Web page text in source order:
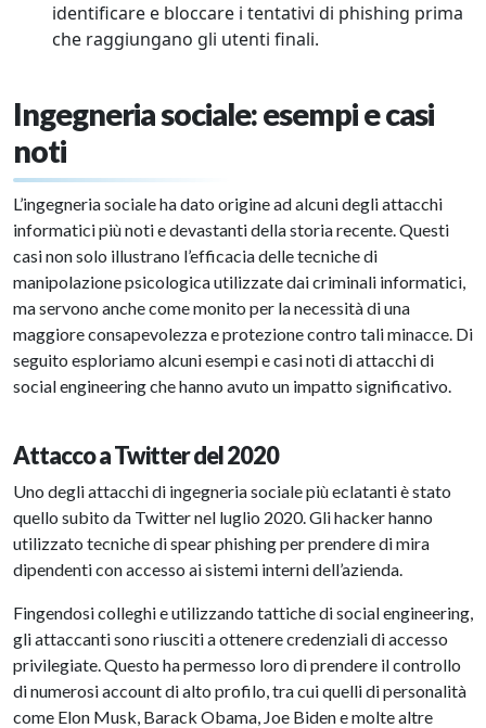
identificare e bloccare i tentativi di phishing prima
che raggiungano gli utenti finali.
Ingegneria sociale: esempi e casi
noti
L’ingegneria sociale ha dato origine ad alcuni degli attacchi
informatici più noti e devastanti della storia recente. Questi
casi non solo illustrano l’efficacia delle tecniche di
manipolazione psicologica utilizzate dai criminali informatici,
ma servono anche come monito per la necessità di una
maggiore consapevolezza e protezione contro tali minacce. Di
seguito esploriamo alcuni esempi e casi noti di attacchi di
social engineering che hanno avuto un impatto significativo.
Attacco a Twitter del 2020
Uno degli attacchi di ingegneria sociale più eclatanti è stato
quello subito da Twitter nel luglio 2020. Gli hacker hanno
utilizzato tecniche di spear phishing per prendere di mira
dipendenti con accesso ai sistemi interni dell’azienda.
Fingendosi colleghi e utilizzando tattiche di social engineering,
gli attaccanti sono riusciti a ottenere credenziali di accesso
privilegiate. Questo ha permesso loro di prendere il controllo
di numerosi account di alto profilo, tra cui quelli di personalità
come Elon Musk, Barack Obama, Joe Biden e molte altre